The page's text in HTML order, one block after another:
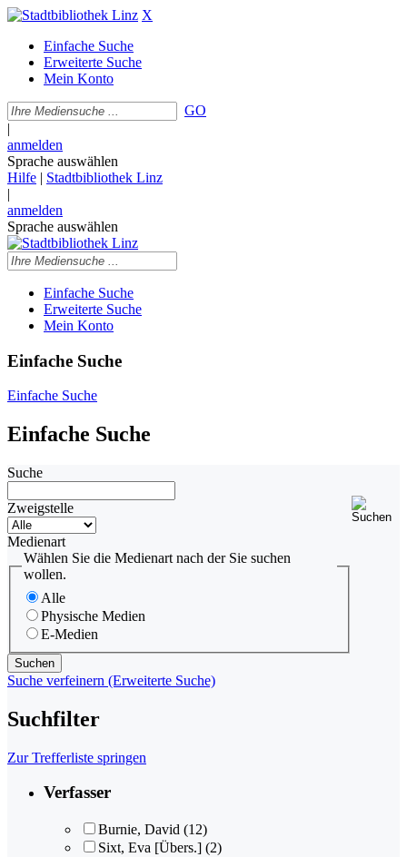
X
Einfache Suche
Erweiterte Suche
Mein Konto
GO
|
anmelden
Sprache auswählen
Hilfe | Stadtbibliothek Linz
|
anmelden
Sprache auswählen
Einfache Suche
Erweiterte Suche
Mein Konto
Einfache Suche
Einfache Suche
Einfache Suche
Suche
Zweigstelle
Medienart
Wählen Sie die Medienart nach der Sie suchen
wollen.
Alle
Physische Medien
E-Medien
Suche verfeinern (Erweiterte Suche)
Suchfilter
Zur Trefferliste springen
Verfasser
Burnie, David (12)
Sixt, Eva [Übers.] (2)